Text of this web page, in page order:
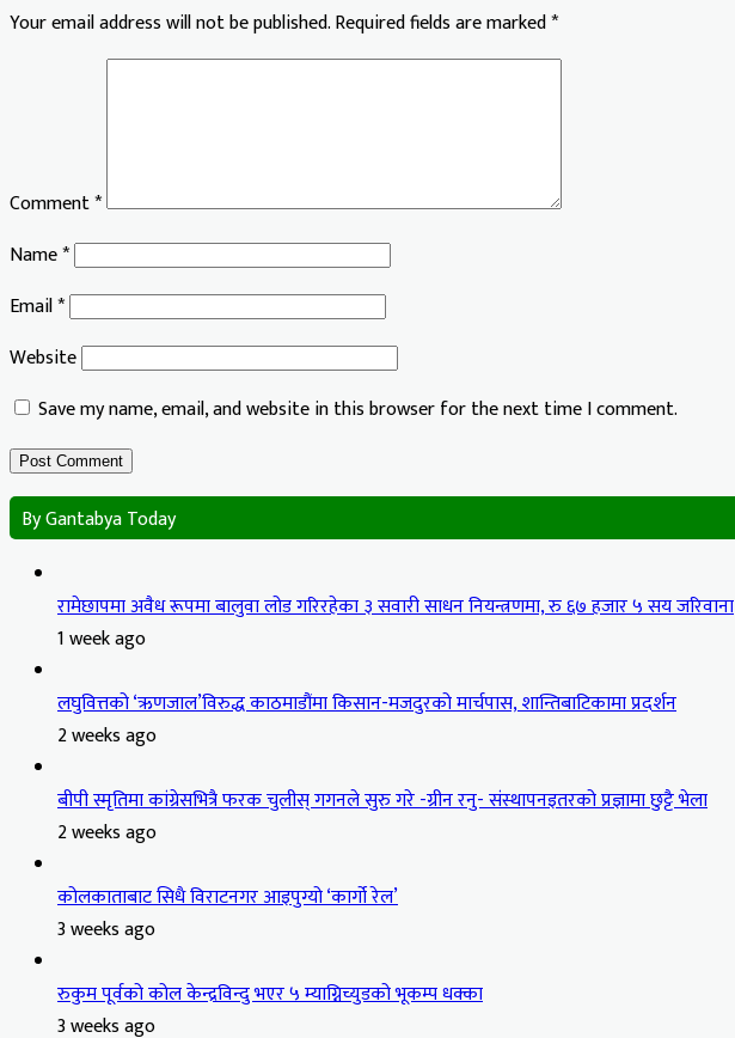
Your email address will not be published.Required fields are marked*
Comment*
Name*
Email*
Website
Save my name, email, and website in this browser for the next time I comment.
By Gantabya Today
रामेछापमा अवैध रूपमा बालुवा लोड गरिरहेका ३ सवारी साधन नियन्त्रणमा, रु ६७ हजार ५ सय जरिवाना
1 week ago
लघुवित्तको ‘ऋणजाल’विरुद्ध काठमाडौंमा किसान-मजदुरको मार्चपास, शान्तिबाटिकामा प्रदर्शन
2 weeks ago
बीपी स्मृतिमा कांग्रेसभित्रै फरक चुलीस् गगनले सुरु गरे -ग्रीन रनु- संस्थापनइतरको प्रज्ञामा छुट्टै भेला
2 weeks ago
कोलकाताबाट सिधै विराटनगर आइपुग्यो ‘कार्गो रेल’
3 weeks ago
रुकुम पूर्वको कोल केन्द्रविन्दु भएर ५ म्याग्निच्युडको भूकम्प धक्का
3 weeks ago